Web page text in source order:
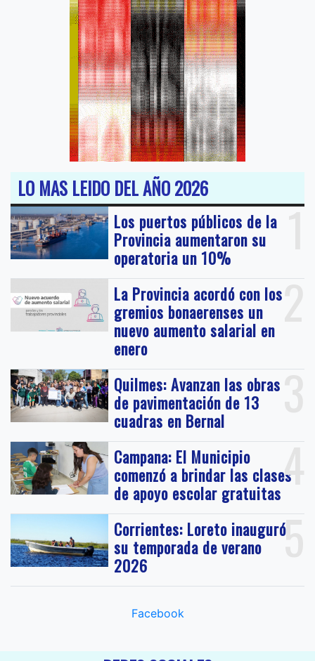
LO MAS LEIDO DEL AÑO 2026
1
Los puertos públicos de la
Provincia aumentaron su
operatoria un 10%
2
La Provincia acordó con los
gremios bonaerenses un
nuevo aumento salarial en
enero
3
Quilmes: Avanzan las obras
de pavimentación de 13
cuadras en Bernal
4
Campana: El Municipio
comenzó a brindar las clases
de apoyo escolar gratuitas
5
Corrientes: Loreto inauguró
su temporada de verano
2026
Facebook